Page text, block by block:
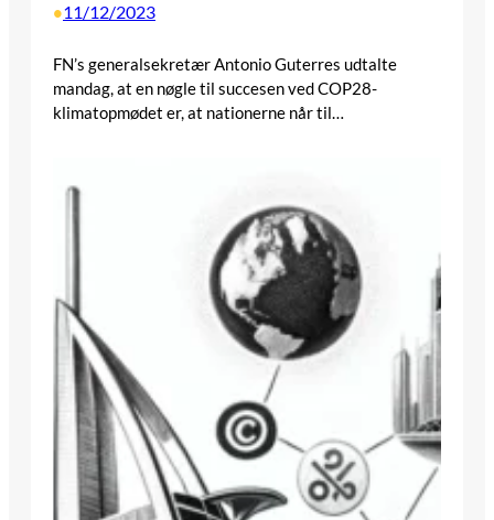
•11/12/2023
FN’s generalsekretær Antonio Guterres udtalte
mandag, at en nøgle til succesen ved COP28-
klimatopmødet er, at nationerne når til…